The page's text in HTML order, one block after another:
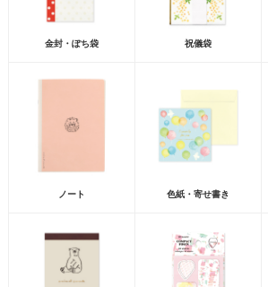
金封・ぽち袋 祝儀袋
ノート 色紙・寄せ書き